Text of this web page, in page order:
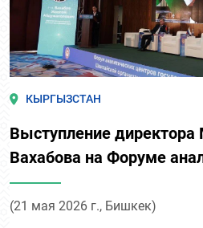
КЫРГЫЗСТАН
Выступление
Вахабова на Форуме
центров ШОС в Бишкеке
(21 мая 2026 г., Бишкек)